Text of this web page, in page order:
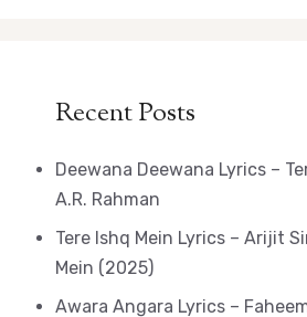
Recent Posts
Deewana Deewana Lyrics –
A.R. Rahman
Tere Ishq Mein Lyrics – Arijit
Mein (2025)
Awara Angara Lyrics –